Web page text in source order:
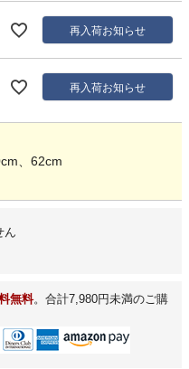
再入荷お知らせ
再入荷お知らせ
、62cm
ん
無料。合計7,980円未満のご購